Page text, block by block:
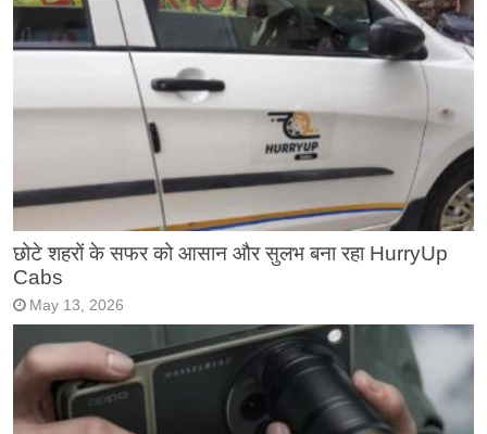
छोटे शहरों के सफर को आसान और सुलभ बना रहा HurryUp
Cabs
May 13, 2026